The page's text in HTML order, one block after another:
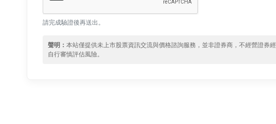
請完成驗證後再送出。
聲明：本站僅提供未上市股票資訊交流與價格諮詢服務，並非證券商，不經營證券
自行審慎評估風險。